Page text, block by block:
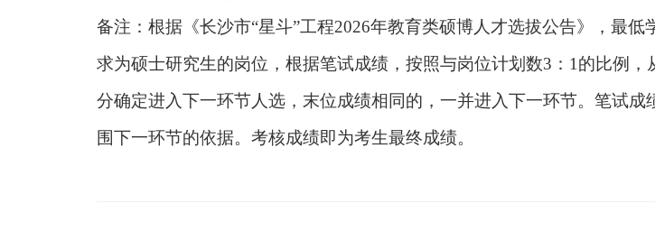
备注：根据《长沙市“星斗”工程2026年教育类硕博人才选拔公告》，最低
求为硕士研究生的岗位，根据笔试成绩，按照与岗位计划数3：1的比例，
分确定进入下一环节人选，末位成绩相同的，一并进入下一环节。笔试成
围下一环节的依据。考核成绩即为考生最终成绩。